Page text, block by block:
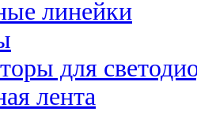
линейки
для
лента